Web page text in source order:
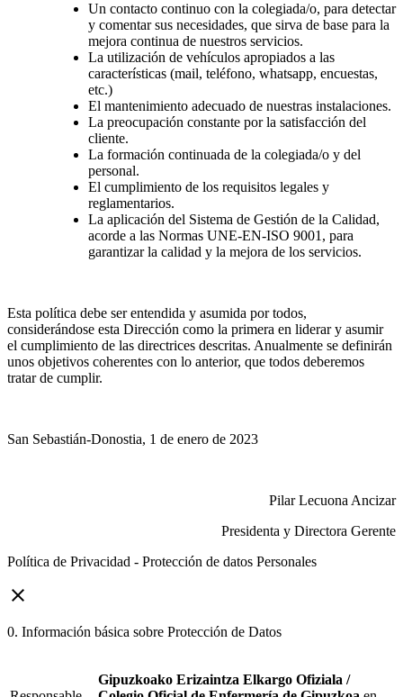
Un contacto continuo con la colegiada/o, para detectar
y comentar sus necesidades, que sirva de base para la
mejora continua de nuestros servicios.
La utilización de vehículos apropiados a las
características (mail, teléfono, whatsapp, encuestas,
etc.)
El mantenimiento adecuado de nuestras instalaciones.
La preocupación constante por la satisfacción del
cliente.
La formación continuada de la colegiada/o y del
personal.
El cumplimiento de los requisitos legales y
reglamentarios.
La aplicación del Sistema de Gestión de la Calidad,
acorde a las Normas UNE-EN-ISO 9001, para
garantizar la calidad y la mejora de los servicios.
Esta política debe ser entendida y asumida por todos,
considerándose esta Dirección como la primera en liderar y asumir
el cumplimiento de las directrices descritas. Anualmente se definirán
unos objetivos coherentes con lo anterior, que todos deberemos
tratar de cumplir.
San Sebastián-Donostia, 1 de enero de 2023
Pilar Lecuona Ancizar
Presidenta y Directora Gerente
Política de Privacidad - Protección de datos Personales
close
0. Información básica sobre Protección de Datos
Gipuzkoako Erizaintza Elkargo Ofiziala /